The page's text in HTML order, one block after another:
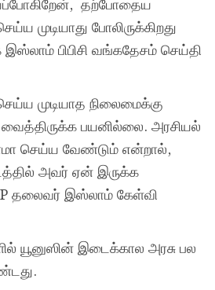
தற்போதைய
முடியாது போலிருக்கிறது
பிபிசி வங்கதேசம் செய்தி
முடியாத நிலைமைக்கு
பயனில்லை. அரசியல்
செய்ய வேண்டும் என்றால்,
அவர் ஏன் இருக்க
தலைவர் இஸ்லாம் கேள்வி
யூனுஸின் இடைக்கால அரசு பல